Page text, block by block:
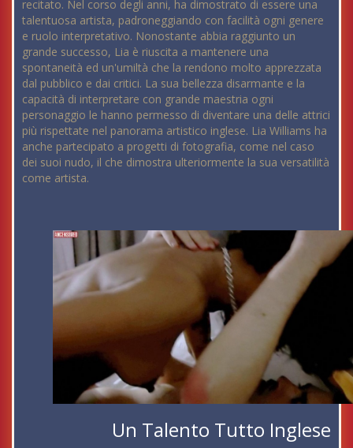
recitato. Nel corso degli anni, ha dimostrato di essere una
talentuosa artista, padroneggiando con facilità ogni genere
e ruolo interpretativo. Nonostante abbia raggiunto un
grande successo, Lia è riuscita a mantenere una
spontaneità ed un'umiltà che la rendono molto apprezzata
dal pubblico e dai critici. La sua bellezza disarmante e la
capacità di interpretare con grande maestria ogni
personaggio le hanno permesso di diventare una delle attrici
più rispettate nel panorama artistico inglese. Lia Williams ha
anche partecipato a progetti di fotografia, come nel caso
dei suoi nudo, il che dimostra ulteriormente la sua versatilità
come artista.
Un Talento Tutto Inglese